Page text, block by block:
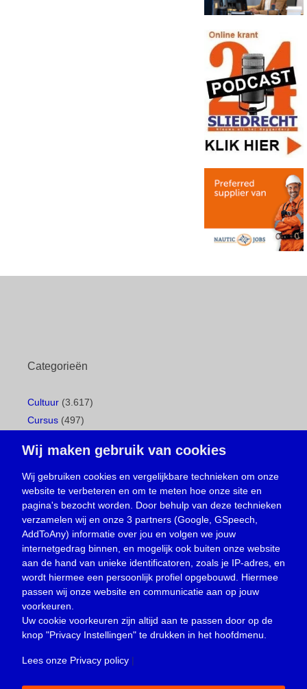
Categorieën
Cultuur (3.617)
Cursus (497)
Gemeentepagina(104)
Ingezonden brief(538)
Media(156)
Nieuws (23.329)
Oproep(734)
Overlijden(39)
Podcast(18)
prijsvraag (5)
Religie (1.438)
Service(226)
Wij maken gebruik van cookies
Wij gebruiken cookies en vergelijkbare technieken om onze
website te verbeteren en om te meten hoe onze site en
pagina's bezocht worden. Door behulp van deze technieken
verzamelen wij en onze 3 partners (Google, GSpeech,
AddToAny) informatie over jou en volgen we jouw
internetgedrag binnen, en mogelijk ook buiten onze website
aan de hand van unieke identificatoren, zoals je IP-adres, en
wordt hiermee een persoonlijk profiel opgebouwd. Hiermee
passen wij onze website en communicatie aan op jouw
voorkeuren.
Uw cookie voorkeuren zijn altijd aan te passen door op de
knop "Privacy Instellingen" te drukken in het hoofdmenu.
Lees onze Privacy policy |